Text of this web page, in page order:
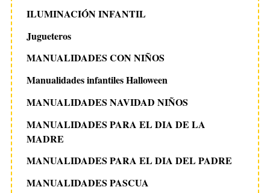
ILUMINACIÓN INFANTIL
Jugueteros
MANUALIDADES CON NIÑOS
Manualidades infantiles Halloween
MANUALIDADES NAVIDAD NIÑOS
MANUALIDADES PARA EL DIA DE LA
MADRE
MANUALIDADES PARA EL DIA DEL PADRE
MANUALIDADES PASCUA